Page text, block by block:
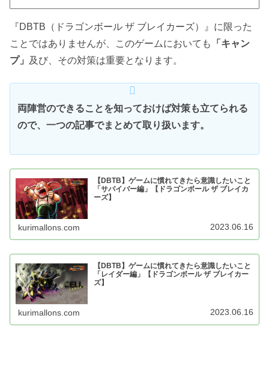
『DBTB（ドラゴンボール ザ ブレイカーズ）』に限った
ことではありませんが、このゲームにおいても
「キャン
プ」 及び、その対策は重要となります。
両陣営のできることを知っておけば対策も立てられる
ので、一つの記事でまとめて取り扱います。
【DBTB】ゲームに慣れてきたら意識したいこと
「サバイバー編」【ドラゴンボール ザ ブレイカ
ーズ】
kurimallons.com 2023.06.16
【DBTB】ゲームに慣れてきたら意識したいこと
「レイダー編」【ドラゴンボール ザ ブレイカー
ズ】
kurimallons.com 2023.06.16